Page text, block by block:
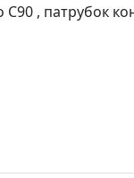
, патрубок